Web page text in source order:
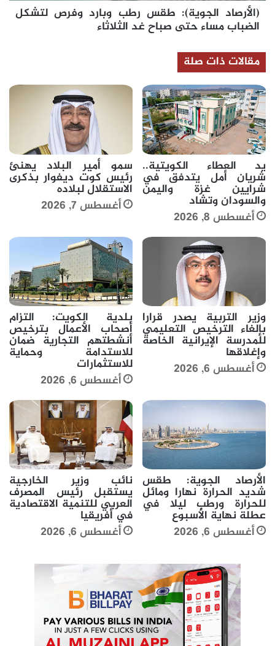
حتى
صباح
الثلاثاء
(الأرصاد الجوية): طقس رطب وبارد وفرص لتشكل
الضباب مساء حتى صباح غد الثلاثاء
مقالات ذات صلة
يد العطاء الكويتية..
شريان أمل يتدفق في
شرايين غزة واليمن
والسودان وتشاد
أغسطس 8, 2026
سمو أمير البلاد يهنئ
رئيس كوت ديفوار بذكرى
الاستقلال لبلاده
أغسطس 7, 2026
وزير التربية يصدر قرارا
بإلغاء الترخيص التعليمي
للمدرسة الإيرانية الخاصة
وإغلاقها
أغسطس 6, 2026
بلدية الكويت: التزام
أصحاب الأعمال بترخيص
أنشطتهم التجارية ضمان
للاستدامة وحماية
للاستثمارات
أغسطس 6, 2026
الأرصاد الجوية: طقس
شديد الحرارة نهارا ومائل
للحرارة ورطب ليلا في
عطلة نهاية الأسبوع
أغسطس 6, 2026
نائب وزير الخارجية
يستقبل رئيس المصرف
العربي للتنمية الاقتصادية
في أفريقيا
أغسطس 6, 2026